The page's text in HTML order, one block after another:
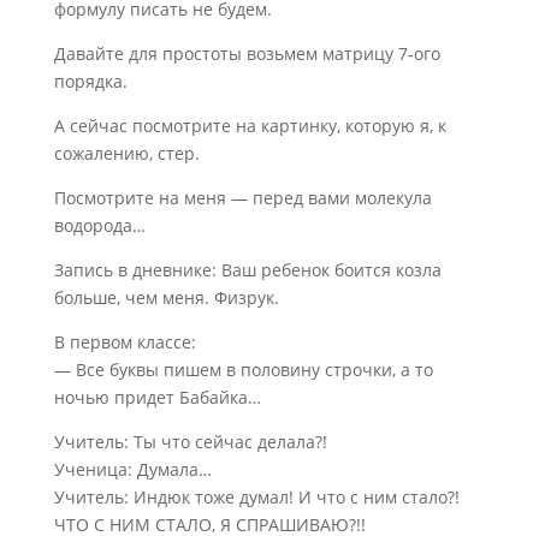
формулу писать не будем.
Давайте для простоты возьмем матрицу 7-ого
порядка.
А сейчас посмотрите на картинку, которую я, к
сожалению, стер.
Посмотрите на меня — перед вами молекула
водорода…
Запись в дневнике: Ваш ребенок боится козла
больше, чем меня. Физрук.
В первом классе:
— Все буквы пишем в половину строчки, а то
ночью придет Бабайка…
Учитель: Ты что сейчас делала?!
Ученица: Думала…
Учитель: Индюк тоже думал! И что с ним стало?!
ЧТО С НИМ СТАЛО, Я СПРАШИВАЮ?!!